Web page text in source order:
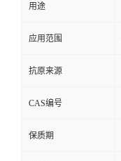
用途
应用范围
抗原来源
CAS编号
保质期